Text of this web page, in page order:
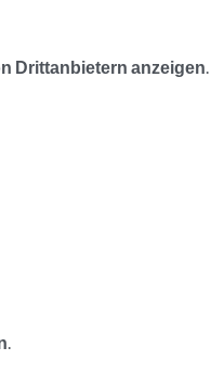
Drittanbietern anzeigen
.